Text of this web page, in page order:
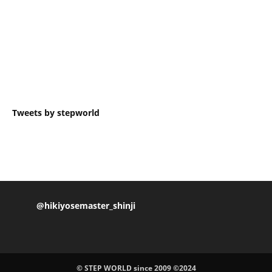
Tweets by stepworld
@hikiyosemaster_shinji
© STEP WORLD since 2009 ©2024